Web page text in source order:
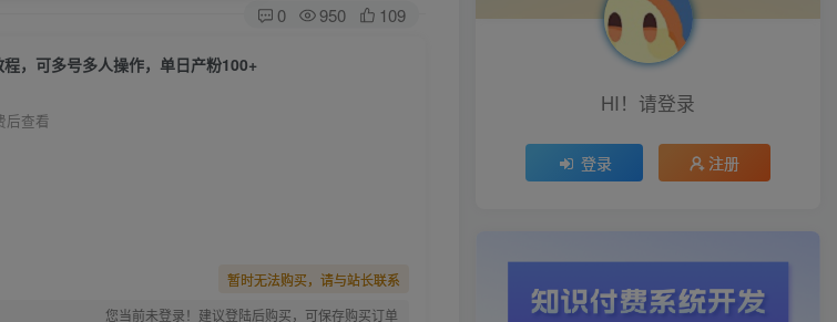
0 950 109
，可多号多人操作，单日产粉100+
后查看
暂时无法购买，请与站长联系
您当前未登录！建议登陆后购买，可保存购买订单
HI！请登录
登录 注册